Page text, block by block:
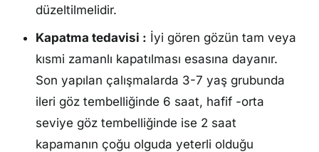
düzeltilmelidir.
Kapatma tedavisi : İyi gören gözün tam veya
kısmi zamanlı kapatılması esasına dayanır.
Son yapılan çalışmalarda 3-7 yaş grubunda
ileri göz tembelliğinde 6 saat, hafif -orta
seviye göz tembelliğinde ise 2 saat
kapamanın çoğu olguda yeterli olduğu